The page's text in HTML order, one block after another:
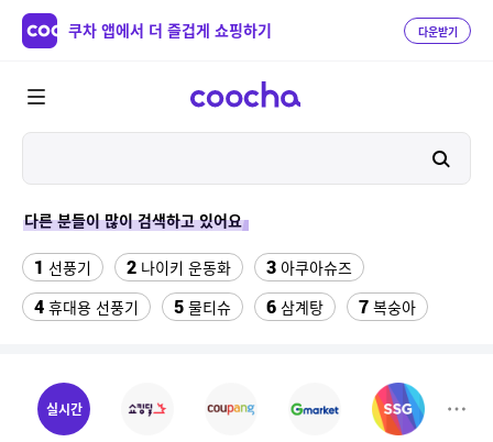
쿠차 앱에서 더 즐겁게 쇼핑하기 다운받기
다른 분들이 많이 검색하고 있어요
1 선풍기 2 나이키 운동화 3 아쿠아슈즈
4 휴대용 선풍기 5 물티슈 6 삼계탕 7 복숭아
11 서울랜드 자유이용권 13 팔찌부자재
14 엄마옷 디오션리조트
실시간